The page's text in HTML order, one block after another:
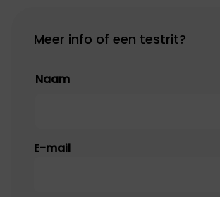
Meer info of een testrit?
Naam
E-mail